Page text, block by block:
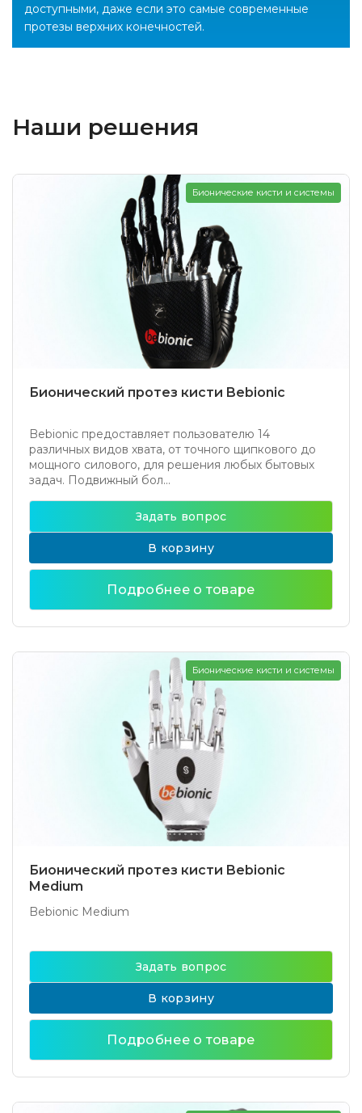
доступными, даже если это самые современные
протезы верхних конечностей.
Наши решения
Бионический протез кисти Bebionic
Bebionic предоставляет пользователю 14
различных видов хвата, от точного щипкового до
мощного силового, для решения любых бытовых
задач. Подвижный бол...
Бионические кисти и системы
Задать вопрос
В корзину
Подробнее о товаре
Бионический протез кисти Bebionic
Medium
Bebionic Medium
Бионические кисти и системы
Задать вопрос
В корзину
Подробнее о товаре